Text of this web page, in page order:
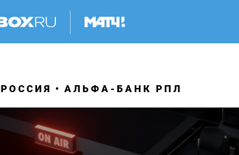
РОССИЯ АЛЬФА-БАНК РПЛ